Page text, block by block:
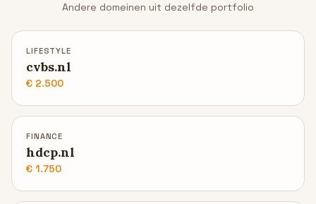
Andere domeinen uit dezelfde portfolio
LIFESTYLE
cvbs.nl
€ 2.500
FINANCE
hdcp.nl
€ 1.750